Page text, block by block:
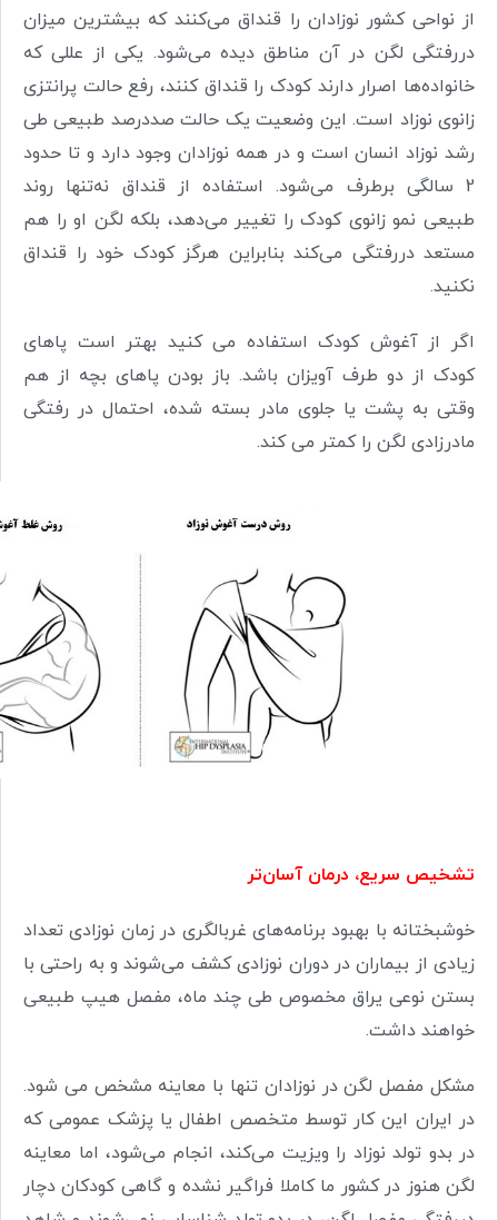
از نواحی کشور نوزادان را قنداق می‌کنند که بیشترین میزان
دررفتگی لگن در آن مناطق دیده ‌می‌شود. یکی از عللی که
خانواده‌ها اصرار دارند کودک را قنداق کنند، رفع حالت پرانتزی
زانوی نوزاد است. این وضعیت یک حالت صددرصد طبیعی طی
رشد نوزاد انسان است و در همه نوزادان وجود دارد و تا حدود
2 سالگی برطرف می‌شود. استفاده از قنداق نه‌تنها روند
طبیعی نمو زانوی کودک را تغییر می‌دهد، بلکه لگن او را هم
مستعد دررفتگی می‌کند بنابراین هرگز کودک خود را قنداق
نکنید.
اگر از آغوش کودک استفاده می کنید بهتر است پاهای
کودک از دو طرف آویزان باشد. باز بودن پاهای بچه از هم
وقتی به پشت یا جلوی مادر بسته شده، احتمال در رفتگی
مادرزادی لگن را کمتر می کند.
تشخیص سریع‌، درمان آسان‌تر
خوشبختانه با بهبود برنامه‌های غربالگری در زمان نوزادی تعداد
زیادی از بیماران در دوران نوزادی کشف می‌شوند و به راحتی با
بستن نوعی یراق مخصوص طی چند ماه، مفصل هیپ طبیعی
خواهند داشت.
مشکل مفصل لگن در نوزادان تنها با معاینه مشخص می شود.
در ایران این کار توسط متخصص اطفال یا پزشک عمومی که
در بدو تولد نوزاد را ویزیت می‌کند، انجام می‌شود، اما معاینه
لگن هنوز در کشور ما کاملا فراگیر نشده و گاهی کودکان دچار